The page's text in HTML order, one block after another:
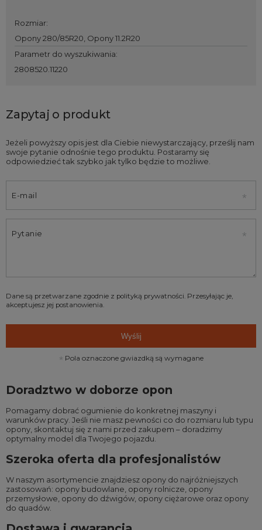
Rozmiar:
Opony 280/85R20 Opony 11.2R20
Parametr do wyszukiwania:
2808520.11220
Zapytaj o produkt
Jeżeli powyższy opis jest dla Ciebie niewystarczający, prześlij nam
swoje pytanie odnośnie tego produktu. Postaramy się
odpowiedzieć tak szybko jak tylko będzie to możliwe.
E-mail
Pytanie
Dane są przetwarzane zgodnie z polityką prywatności. Przesyłając je,
akceptujesz jej postanowienia.
Wyślij
Pola oznaczone gwiazdką są wymagane
Doradztwo w doborze opon
Pomagamy dobrać ogumienie do konkretnej maszyny i
warunków pracy. Jeśli nie masz pewności co do rozmiaru lub typu
opony, skontaktuj się z nami przed zakupem – doradzimy
optymalny model dla Twojego pojazdu.
Szeroka oferta dla profesjonalistów
W naszym asortymencie znajdziesz opony do najróżniejszych
zastosowań: opony budowlane opony rolnicze opony
przemysłowe opony do dźwigów opony ciężarowe oraz opony
do quadów